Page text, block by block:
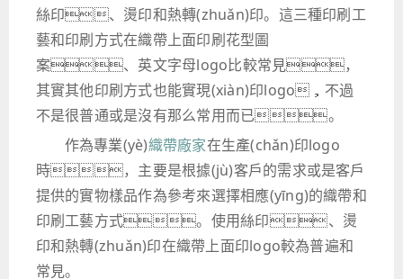
絲印、燙印和熱轉(zhuǎn)印。這三種印刷工
藝和印刷方式在織帶上面印刷花型圖
案、英文字母logo比較常見，
其實其他印刷方式也能實現(xiàn)印logo，不過
不是很普通或是沒有那么常用而已。
作為專業(yè)織帶廠家在生產(chǎn)印logo
時，主要是根據(jù)客戶的需求或是客戶
提供的實物樣品作為參考來選擇相應(yīng)的織帶和
印刷工藝方式。使用絲印、燙
印和熱轉(zhuǎn)印在織帶上面印logo較為普遍和
常見。